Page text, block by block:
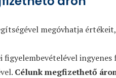
megóvhatja
figyelembevételével
Célunkmegfizethető